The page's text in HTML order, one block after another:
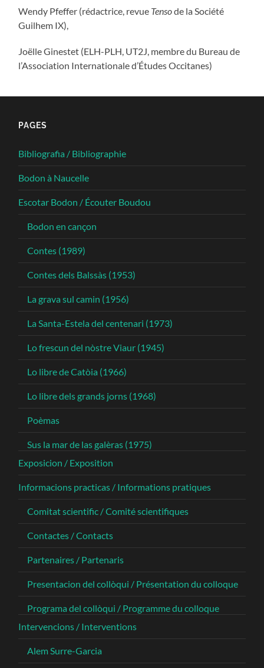
Wendy Pfeffer (rédactrice, revue Tensode la Société
Guilhem IX),
Joëlle Ginestet (ELH-PLH, UT2J, membre du Bureau de
l’Association Internationale d’Études Occitanes)
PAGES
Bibliografia / Bibliographie
Bodon à Naucelle
Escotar Bodon / Écouter Boudou
Bodon en cançon
Contes (1989)
Contes dels Balssàs (1953)
La grava sul camin (1956)
La Santa-Estela del centenari (1973)
Lo frescun del nòstre Viaur (1945)
Lo libre de Catòia (1966)
Lo libre dels grands jorns (1968)
Poèmas
Sus la mar de las galèras (1975)
Exposicion / Exposition
Informacions practicas / Informations pratiques
Comitat scientific / Comité scientifiques
Contactes / Contacts
Partenaires / Partenaris
Presentacion del collòqui / Présentation du colloque
Programa del collòqui / Programme du colloque
Intervencions / Interventions
Alem Surre-Garcia